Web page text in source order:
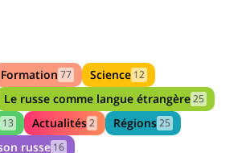
Formation 77 Science 12
Le russe comme langue étrangère25
13 Actualités2 Régions25
russe 16